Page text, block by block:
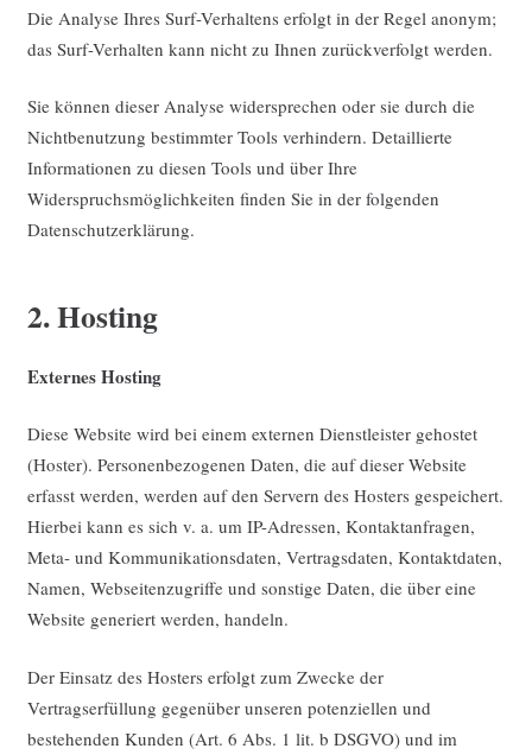
Die Analyse Ihres Surf-Verhaltens erfolgt in der Regel anonym;
das Surf-Verhalten kann nicht zu Ihnen zurückverfolgt werden.
Sie können dieser Analyse widersprechen oder sie durch die
Nichtbenutzung bestimmter Tools verhindern. Detaillierte
Informationen zu diesen Tools und über Ihre
Widerspruchsmöglichkeiten finden Sie in der folgenden
Datenschutzerklärung.
2. Hosting
Externes Hosting
Diese Website wird bei einem externen Dienstleister gehostet
(Hoster). Personenbezogenen Daten, die auf dieser Website
erfasst werden, werden auf den Servern des Hosters gespeichert.
Hierbei kann es sich v. a. um IP-Adressen, Kontaktanfragen,
Meta- und Kommunikationsdaten, Vertragsdaten, Kontaktdaten,
Namen, Webseitenzugriffe und sonstige Daten, die über eine
Website generiert werden, handeln.
Der Einsatz des Hosters erfolgt zum Zwecke der
Vertragserfüllung gegenüber unseren potenziellen und
bestehenden Kunden (Art. 6 Abs. 1 lit. b DSGVO) und im